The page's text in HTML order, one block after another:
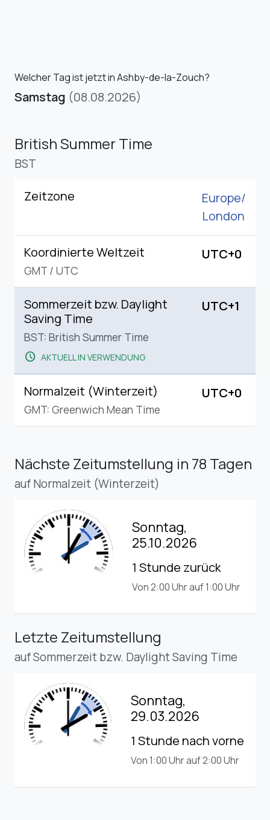
Welcher Tag ist jetzt in Ashby-de-la-Zouch?
Samstag (08.08.2026)
British Summer Time
BST
Zeitzone
Europe/
London
Koordinierte Weltzeit
GMT / UTC
UTC+0
Sommerzeit bzw. Daylight
Saving Time
BST: British Summer Time
schedule AKTUELL IN VERWENDUNG
UTC+1
Normalzeit (Winterzeit)
GMT: Greenwich Mean Time
UTC+0
Nächste Zeitumstellung in 78 Tagen
auf Normalzeit (Winterzeit)
Sonntag,
25.10.2026
1 Stunde zurück
Von 2:00 Uhr auf 1:00 Uhr
Letzte Zeitumstellung
auf Sommerzeit bzw. Daylight Saving Time
Sonntag,
29.03.2026
1 Stunde nach vorne
Von 1:00 Uhr auf 2:00 Uhr